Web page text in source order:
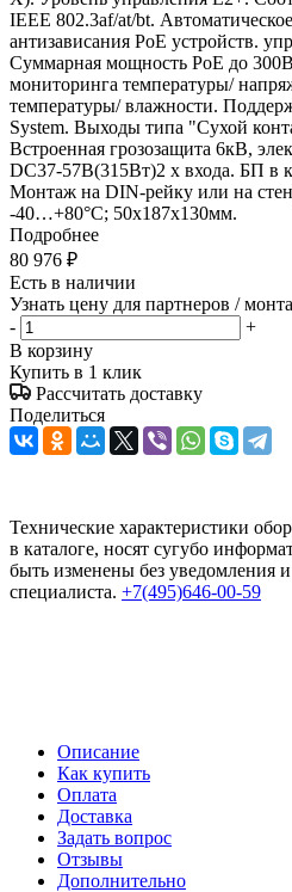
IEEE 802.3af/at/bt.
антизависания PoE устройств.
Суммарная мощность PoE до
мониторинга температуры/
температуры/ влажности.
System. Выходы типа "Сухой
Встроенная грозозащита 6кВ,
DC37-57В(315Вт)2 x входа. БП в
Монтаж на DIN-рейку или на
-40…+80°С; 50х187х130мм.
Подробнее
80 976 ₽
Есть в наличии
Узнать цену для партнеров /
-
+
В корзину
Купить в 1 клик
Рассчитать доставку
Поделиться
Технические характеристики
в каталоге, носят сугубо
быть изменены без уведомления
специалиста. +7(495)646-00-59
Описание
Как купить
Оплата
Доставка
Задать вопрос
Отзывы
Дополнительно